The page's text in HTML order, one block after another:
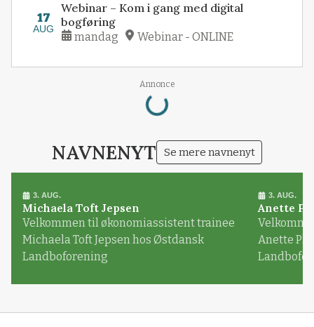
17
AUG
Webinar – Kom i gang med digital
bogføring
mandag Webinar - ONLINE
Annonce
Loading...
NAVNENYT Se mere navnenyt
3. AUG.
Michaela Toft Jepsen
Velkommen til økonomiassistent trainee
Michaela Toft Jepsen hos Østdansk
Landboforening
3. AUG.
Anette
Anette